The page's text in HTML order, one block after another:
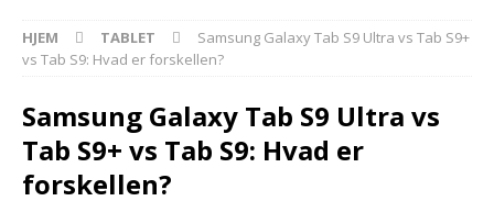
HJEM TABLET
Samsung Galaxy Tab S9 Ultra vs Tab S9+
vs Tab S9: Hvad er forskellen?
Samsung Galaxy Tab S9 Ultra vs
Tab S9+ vs Tab S9: Hvad er
forskellen?